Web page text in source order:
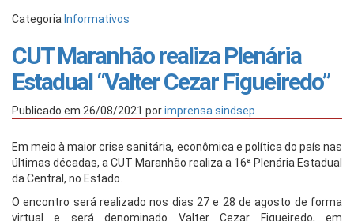
Categoria Informativos
CUT Maranhão realiza Plenária
Estadual “Valter Cezar Figueiredo”
Publicado em 26/08/2021 porimprensa sindsep
Em meio à maior crise sanitária, econômica e política do país nas
últimas décadas, a CUT Maranhão realiza a 16ª Plenária Estadual
da Central, no Estado.
O encontro será realizado nos dias 27 e 28 de agosto de forma
virtual e será denominado Valter Cezar Figueiredo, em